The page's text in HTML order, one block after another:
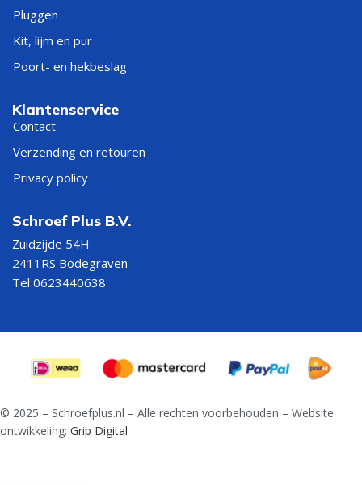
Pluggen
Kit, lijm en pur
Poort- en hekbeslag
Klantenservice
Contact
Verzending en retouren
Privacy policy
Schroef Plus B.V.
Zuidzijde 54H
2411RS Bodegraven
Tel 0623440638
© 2025 – Schroefplus.nl – Alle rechten voorbehouden – Website
ontwikkeling: Grip Digital